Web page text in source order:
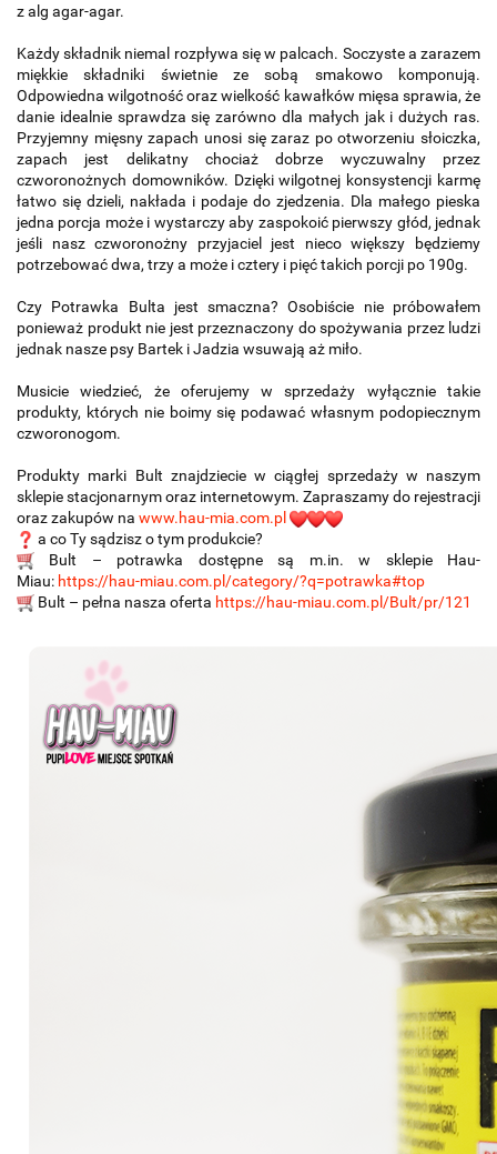
z alg agar-agar.
Każdy składnik niemal rozpływa się w palcach. Soczyste a zarazem
miękkie składniki świetnie ze sobą smakowo komponują.
Odpowiedna wilgotność oraz wielkość kawałków mięsa sprawia, że
danie idealnie sprawdza się zarówno dla małych jak i dużych ras.
Przyjemny mięsny zapach unosi się zaraz po otworzeniu słoiczka,
zapach jest delikatny chociaż dobrze wyczuwalny przez
czworonożnych domowników. Dzięki wilgotnej konsystencji karmę
łatwo się dzieli, nakłada i podaje do zjedzenia. Dla małego pieska
jedna porcja może i wystarczy aby zaspokoić pierwszy głód, jednak
jeśli nasz czworonożny przyjaciel jest nieco większy będziemy
potrzebować dwa, trzy a może i cztery i pięć takich porcji po 190g.
Czy Potrawka Bulta jest smaczna? Osobiście nie próbowałem
ponieważ produkt nie jest przeznaczony do spożywania przez ludzi
jednak nasze psy Bartek i Jadzia wsuwają aż miło.
Musicie wiedzieć, że oferujemy w sprzedaży wyłącznie takie
produkty, których nie boimy się podawać własnym podopiecznym
czworonogom.
Produkty marki Bult znajdziecie w ciągłej sprzedaży w naszym
sklepie stacjonarnym oraz internetowym. Zapraszamy do rejestracji
oraz zakupów na www.hau-mia.com.pl
a co Ty sądzisz o tym produkcie?
Bult – potrawka dostępne są m.in. w sklepie Hau-
Miau: https://hau-miau.com.pl/category/?q=potrawka#top
Bult – pełna nasza oferta https://hau-miau.com.pl/Bult/pr/121